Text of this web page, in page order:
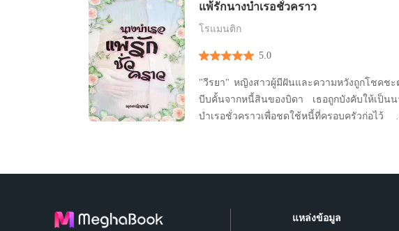
สามารถทำให้เขาหลั่งน้ำตาจากรักแท้เพื่อนาง
หากนางทำไม่สำเร็จ วิญญาณนี้ต้องแตกสลายไ
แพ้รักนางบำเรอชั่วคราว
โรแมนติก
5.0
"วีรยา" หญิงสาวผู้มีฝันและความหวังถูกโชคชะ
บีบคั้นจากหนี้สินของบิดา เธอถูกบังคับให้เป็นน
บำเรอชั่วคราวเพื่อชดใช้หนี้ที่ครอบครัวก่อไว้
แหล่งข้อมูล